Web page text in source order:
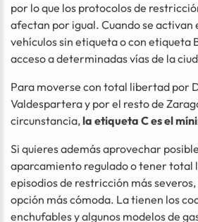
por lo que los protocolos de
afectan por igual. Cuando se activan
vehículos sin etiqueta o con etiqueta
acceso a determinadas vías de la
Para moverse con total libertad por
Valdespartera y por el resto de
circunstancia,la etiqueta C es el
Si quieres además aprovechar
aparcamiento regulado o tener total
episodios de restricción más
opción más cómoda. La tienen los
enchufables y algunos modelos de